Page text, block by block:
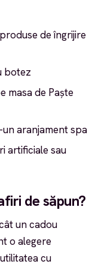
de îngrijire
botez
masa de Paște
aranjament spa
artificiale sau
de săpun?
un cadou
o alegere
cu